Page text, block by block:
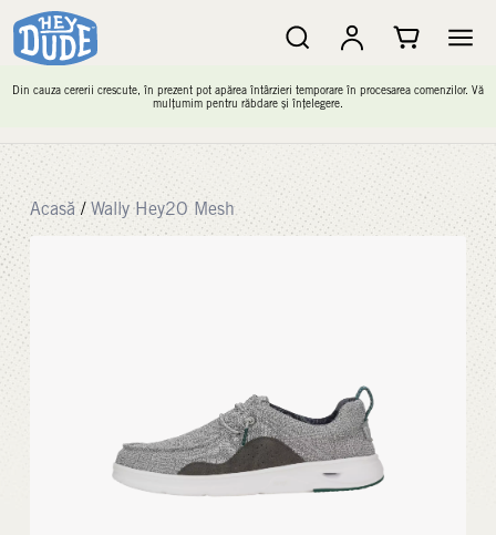
Din cauza cererii crescute, în prezent pot apărea întârzieri temporare în procesarea comenzilor. Vă
mulțumim pentru răbdare și înțelegere.
Acasă / Wally Hey2O Mesh